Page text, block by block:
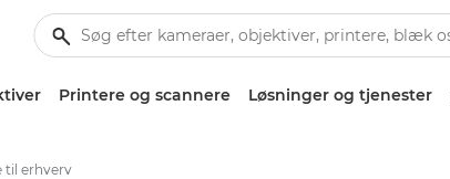
Printere og scannere Løsninger og tjenester
til erhverv